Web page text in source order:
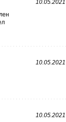
10.05.2021
10.05.2021
10.05.2021